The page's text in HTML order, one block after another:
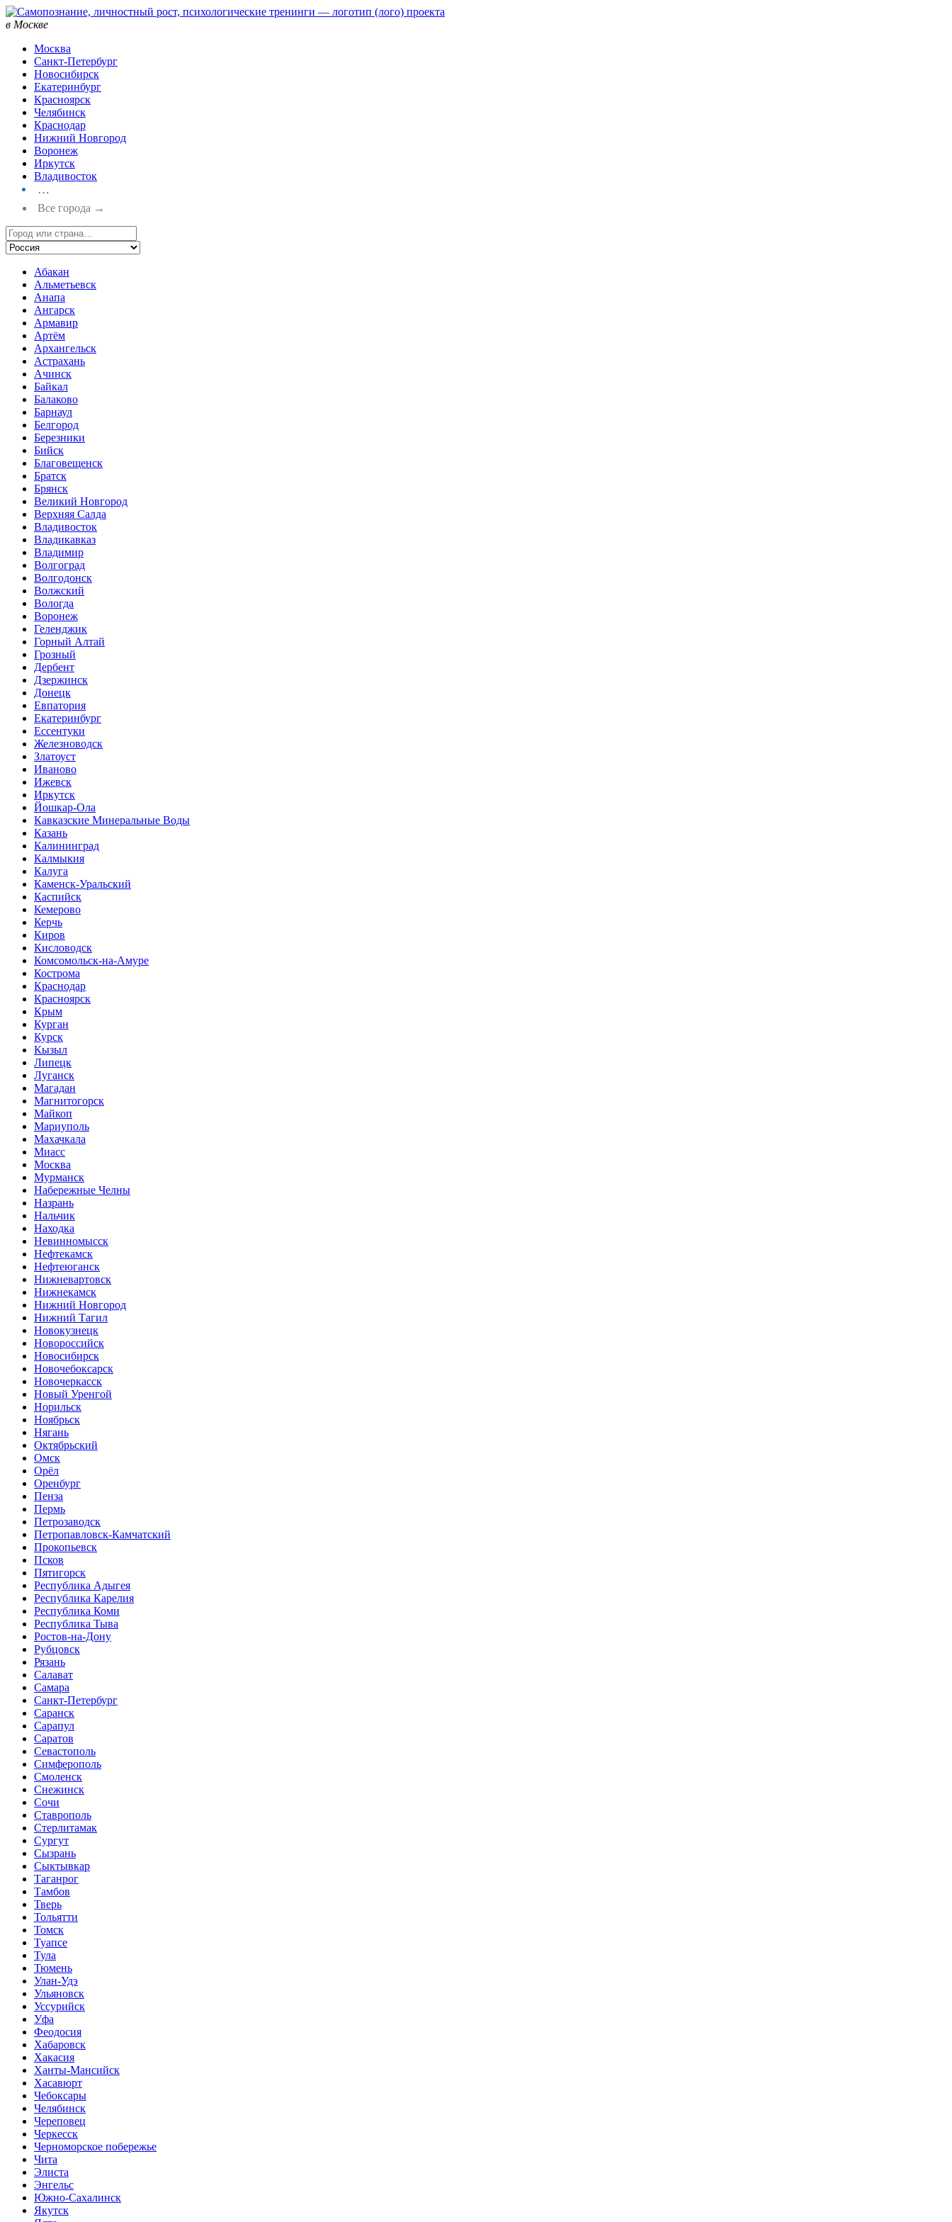
в Москве
Москва
Санкт-Петербург
Новосибирск
Екатеринбург
Красноярск
Челябинск
Краснодар
Нижний Новгород
Воронеж
Иркутск
Владивосток
…
Все города →
Абакан
Альметьевск
Анапа
Ангарск
Армавир
Артём
Архангельск
Астрахань
Ачинск
Байкал
Балаково
Барнаул
Белгород
Березники
Бийск
Благовещенск
Братск
Брянск
Великий Новгород
Верхняя Салда
Владивосток
Владикавказ
Владимир
Волгоград
Волгодонск
Волжский
Вологда
Воронеж
Геленджик
Горный Алтай
Грозный
Дербент
Дзержинск
Донецк
Евпатория
Екатеринбург
Ессентуки
Железноводск
Златоуст
Иваново
Ижевск
Иркутск
Йошкар-Ола
Кавказские Минеральные Воды
Казань
Калининград
Калмыкия
Калуга
Каменск-Уральский
Каспийск
Кемерово
Керчь
Киров
Кисловодск
Комсомольск-на-Амуре
Кострома
Краснодар
Красноярск
Крым
Курган
Курск
Кызыл
Липецк
Луганск
Магадан
Магнитогорск
Майкоп
Мариуполь
Махачкала
Миасс
Москва
Мурманск
Набережные Челны
Назрань
Нальчик
Находка
Невинномысск
Нефтекамск
Нефтеюганск
Нижневартовск
Нижнекамск
Нижний Новгород
Нижний Тагил
Новокузнецк
Новороссийск
Новосибирск
Новочебоксарск
Новочеркасск
Новый Уренгой
Норильск
Ноябрьск
Нягань
Октябрьский
Омск
Орёл
Оренбург
Пенза
Пермь
Петрозаводск
Петропавловск-Камчатский
Прокопьевск
Псков
Пятигорск
Республика Адыгея
Республика Карелия
Республика Коми
Республика Тыва
Ростов-на-Дону
Рубцовск
Рязань
Салават
Самара
Санкт-Петербург
Саранск
Сарапул
Саратов
Севастополь
Симферополь
Смоленск
Снежинск
Сочи
Ставрополь
Стерлитамак
Сургут
Сызрань
Сыктывкар
Таганрог
Тамбов
Тверь
Тольятти
Томск
Туапсе
Тула
Тюмень
Улан-Удэ
Ульяновск
Уссурийск
Уфа
Феодосия
Хабаровск
Хакасия
Ханты-Мансийск
Хасавюрт
Чебоксары
Челябинск
Череповец
Черкесск
Черноморское побережье
Чита
Элиста
Энгельс
Южно-Сахалинск
Якутск